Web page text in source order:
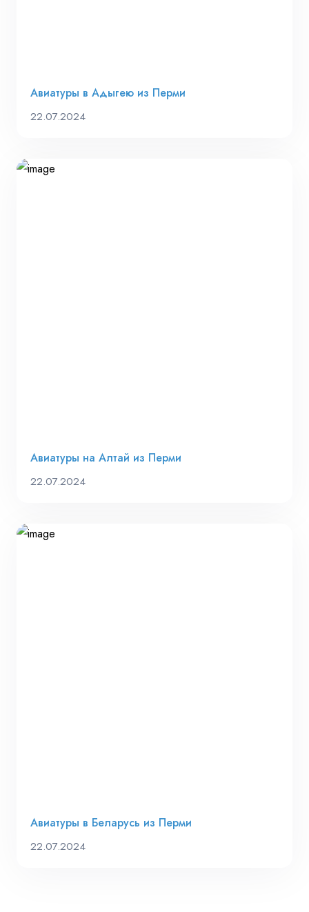
Авиатуры в Адыгею из Перми
22.07.2024
Авиатуры на Алтай из Перми
22.07.2024
Авиатуры в Беларусь из Перми
22.07.2024